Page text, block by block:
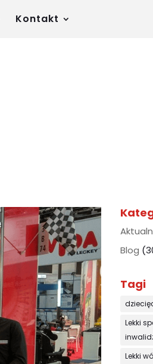
Kontakt
Blog
Tagi
Lekki
Lekki